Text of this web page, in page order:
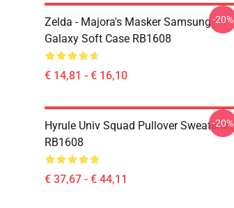
Zelda - Majora's Masker Samsung
Galaxy Soft Case RB1608
€ 14,81 - € 16,10
-20%
Hyrule Univ Squad Pullover Sweatshirt
RB1608
€ 37,67 - € 44,11
-20%